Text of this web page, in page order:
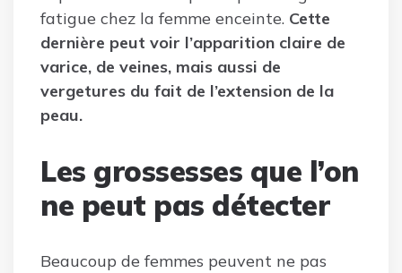
fatigue chez la femme enceinte. Cette
dernière peut voir l’apparition claire de
varice, de veines, mais aussi de
vergetures du fait de l’extension de la
peau.
Les grossesses que l’on
ne peut pas détecter
Beaucoup de femmes peuvent ne pas